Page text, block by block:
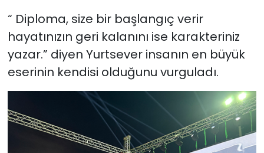
“ Diploma, size bir başlangıç verir
hayatınızın geri kalanını ise karakteriniz
yazar.” diyen Yurtsever insanın en büyük
eserinin kendisi olduğunu vurguladı.